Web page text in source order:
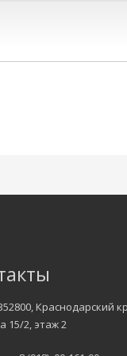
Краснодарский
15/2, этаж 2